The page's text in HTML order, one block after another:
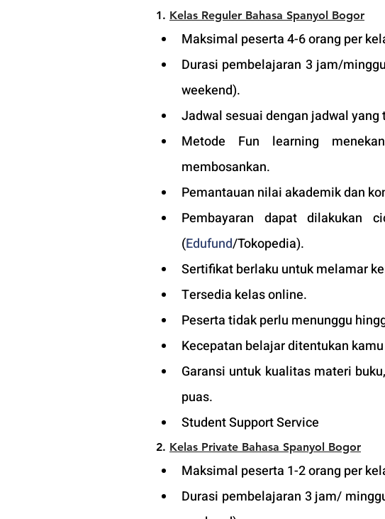
1. Kelas Reguler Bahasa Spanyol Bogor
Maksimal peserta 4-6 orang per
Durasi pembelajaran 3 jam/
weekend).
Jadwal sesuai dengan jadwal
Metode Fun learning
membosankan.
Pemantauan nilai akademik dan
Pembayaran dapat dilakukan
(Edufund/Tokopedia).
Sertifikat berlaku untuk melamar
Tersedia kelas online.
Peserta tidak perlu menunggu
Kecepatan belajar ditentukan
Garansi untuk kualitas materi
puas.
Student Support Service
2. Kelas Private Bahasa Spanyol Bogor
Maksimal peserta 1-2 orang per
Durasi pembelajaran 3 jam/